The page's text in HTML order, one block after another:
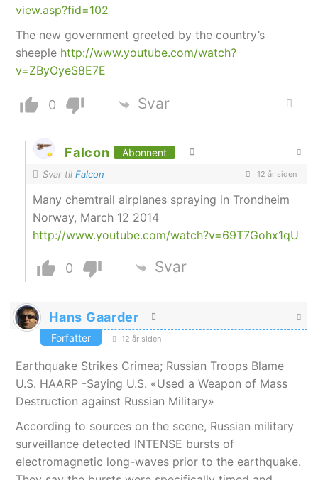
view.asp?fid=102
The new government greeted by the country’s
sheeple http://www.youtube.com/watch?
v=ZByOyeS8E7E
0 Svar
Falcon Abonnent
Svar tilFalcon 12 år siden
Many chemtrail airplanes spraying in Trondheim
Norway, March 12 2014
http://www.youtube.com/watch?v=69T7Gohx1qU
0 Svar
Hans Gaarder
Forfatter 12 år siden
Earthquake Strikes Crimea; Russian Troops Blame
U.S. HAARP -Saying U.S. «Used a Weapon of Mass
Destruction against Russian Military»
According to sources on the scene, Russian military
surveillance detected INTENSE bursts of
electromagnetic long-waves prior to the earthquake.